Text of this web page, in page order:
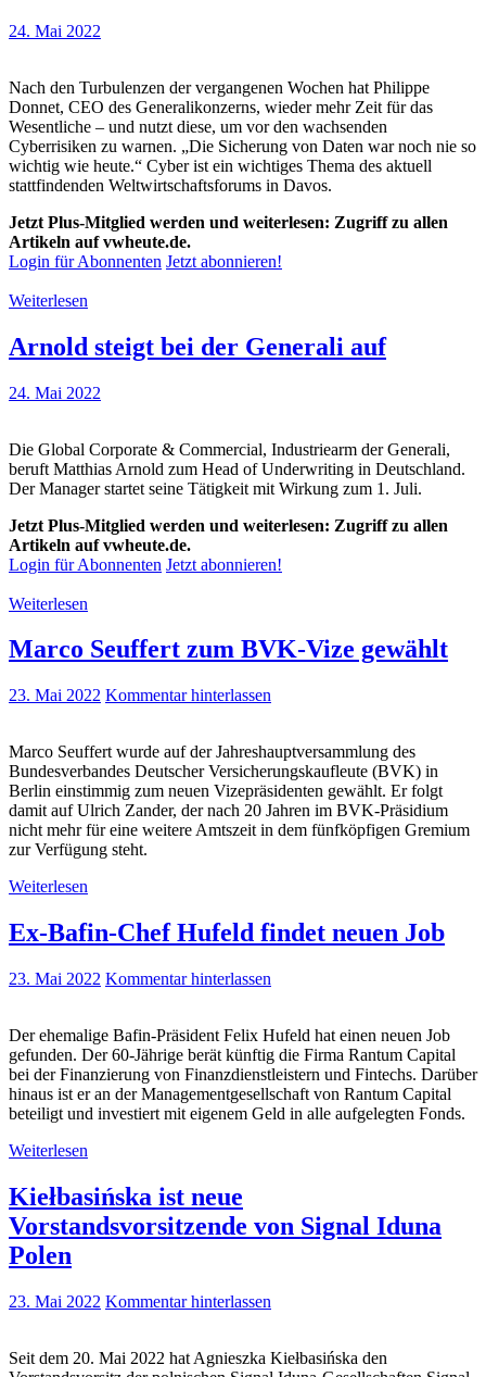
24. Mai 2022
Nach den Turbulenzen der vergangenen Wochen hat Philippe
Donnet, CEO des Generalikonzerns, wieder mehr Zeit für das
Wesentliche – und nutzt diese, um vor den wachsenden
Cyberrisiken zu warnen. „Die Sicherung von Daten war noch nie so
wichtig wie heute.“ Cyber ist ein wichtiges Thema des aktuell
stattfindenden Weltwirtschaftsforums in Davos.
Jetzt Plus-Mitglied werden und weiterlesen: Zugriff zu allen
Artikeln auf vwheute.de.
Login für Abonnenten Jetzt abonnieren!
Weiterlesen
Arnold steigt bei der Generali auf
24. Mai 2022
Die Global Corporate & Commercial, Industriearm der Generali,
beruft Matthias Arnold zum Head of Underwriting in Deutschland.
Der Manager startet seine Tätigkeit mit Wirkung zum 1. Juli.
Jetzt Plus-Mitglied werden und weiterlesen: Zugriff zu allen
Artikeln auf vwheute.de.
Login für Abonnenten Jetzt abonnieren!
Weiterlesen
Marco Seuffert zum BVK-Vize gewählt
23. Mai 2022 Kommentar hinterlassen
Marco Seuffert wurde auf der Jahreshauptversammlung des
Bundesverbandes Deutscher Versicherungskaufleute (BVK) in
Berlin einstimmig zum neuen Vizepräsidenten gewählt. Er folgt
damit auf Ulrich Zander, der nach 20 Jahren im BVK-Präsidium
nicht mehr für eine weitere Amtszeit in dem fünfköpfigen Gremium
zur Verfügung steht.
Weiterlesen
Ex-Bafin-Chef Hufeld findet neuen Job
23. Mai 2022 Kommentar hinterlassen
Der ehemalige Bafin-Präsident Felix Hufeld hat einen neuen Job
gefunden. Der 60-Jährige berät künftig die Firma Rantum Capital
bei der Finanzierung von Finanzdienstleistern und Fintechs. Darüber
hinaus ist er an der Managementgesellschaft von Rantum Capital
beteiligt und investiert mit eigenem Geld in alle aufgelegten Fonds.
Weiterlesen
Kiełbasińska ist neue
Vorstandsvorsitzende von Signal Iduna
Polen
23. Mai 2022 Kommentar hinterlassen
Seit dem 20. Mai 2022 hat Agnieszka Kiełbasińska den